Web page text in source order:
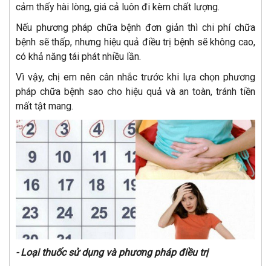
cảm thấy hài lòng, giá cả luôn đi kèm chất lượng.
Nếu phương pháp chữa bệnh đơn giản thì chi phí chữa
bệnh sẽ thấp, nhưng hiệu quả điều trị bệnh sẽ không cao,
có khả năng tái phát nhiều lần.
Vì vậy, chị em nên cân nhắc trước khi lựa chọn phương
pháp chữa bệnh sao cho hiệu quả và an toàn, tránh tiền
mất tật mang.
- Loại thuốc sử dụng và phương pháp điều trị